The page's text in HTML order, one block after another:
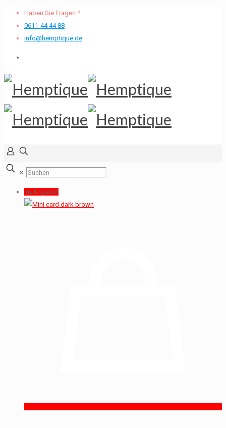
Haben Sie Fragen ?
0611-44 44 88
info@hemptique.de
✕
Im Angebot